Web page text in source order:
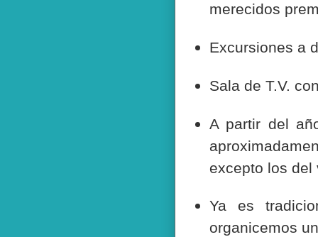
merecidos
Excursiones a
Sala de T.V.
A partir del
excepto los del
Ya es
organicemos